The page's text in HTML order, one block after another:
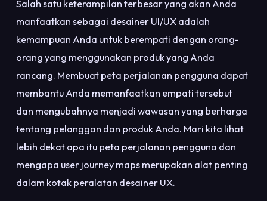
Salah satu keterampilan terbesar yang akan Anda
manfaatkan sebagai desainer UI/UX adalah
kemampuan Anda untuk berempati dengan orang-
orang yang menggunakan produk yang Anda
rancang. Membuat peta perjalanan pengguna dapat
membantu Anda memanfaatkan empati tersebut
dan mengubahnya menjadi wawasan yang berharga
tentang pelanggan dan produk Anda. Mari kita lihat
lebih dekat apa itu peta perjalanan pengguna dan
mengapa user journey maps merupakan alat penting
dalam kotak peralatan desainer UX.